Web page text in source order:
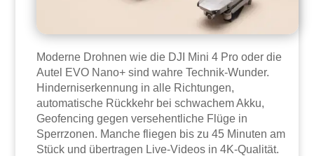
Moderne Drohnen wie die DJI Mini 4 Pro oder die
Autel EVO Nano+ sind wahre Technik-Wunder.
Hinderniserkennung in alle Richtungen,
automatische Rückkehr bei schwachem Akku,
Geofencing gegen versehentliche Flüge in
Sperrzonen. Manche fliegen bis zu 45 Minuten am
Stück und übertragen Live-Videos in 4K-Qualität.